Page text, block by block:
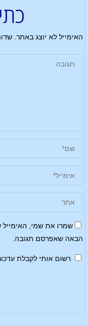
האימייל לא יוצג באתר.
שמרו את שמי,
הבאה שאפרסם תגובה.
רשום אותי לקבלת